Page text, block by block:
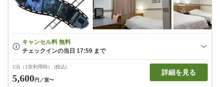
1泊（1室利用時） (税込)
5,600円 ／室〜
詳細を見る